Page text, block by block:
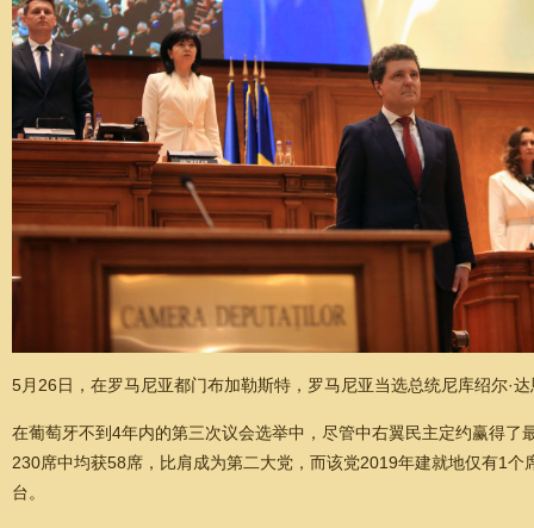
5月26日，在罗马尼亚都门布加勒斯特，罗马尼亚当选总统尼库绍尔·
在葡萄牙不到4年内的第三次议会选举中，尽管中右翼民主定约赢得
230席中均获58席，比肩成为第二大党，而该党2019年建就地仅有1
台。